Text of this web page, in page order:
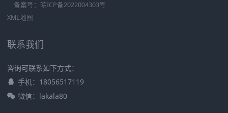
备案号： 皖ICP备2022004303号
XML地图
联系我们
咨询可联系如下方式：
手机：18056517119
微信：lakala80